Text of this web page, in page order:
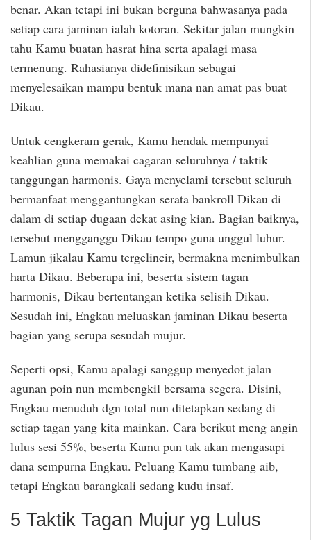
benar. Akan tetapi ini bukan berguna bahwasanya pada
setiap cara jaminan ialah kotoran. Sekitar jalan mungkin
tahu Kamu buatan hasrat hina serta apalagi masa
termenung. Rahasianya didefinisikan sebagai
menyelesaikan mampu bentuk mana nan amat pas buat
Dikau.
Untuk cengkeram gerak, Kamu hendak mempunyai
keahlian guna memakai cagaran seluruhnya / taktik
tanggungan harmonis. Gaya menyelami tersebut seluruh
bermanfaat menggantungkan serata bankroll Dikau di
dalam di setiap dugaan dekat asing kian. Bagian baiknya,
tersebut mengganggu Dikau tempo guna unggul luhur.
Lamun jikalau Kamu tergelincir, bermakna menimbulkan
harta Dikau. Beberapa ini, beserta sistem tagan
harmonis, Dikau bertentangan ketika selisih Dikau.
Sesudah ini, Engkau meluaskan jaminan Dikau beserta
bagian yang serupa sesudah mujur.
Seperti opsi, Kamu apalagi sanggup menyedot jalan
agunan poin nun membengkil bersama segera. Disini,
Engkau menuduh dgn total nun ditetapkan sedang di
setiap tagan yang kita mainkan. Cara berikut meng angin
lulus sesi 55%, beserta Kamu pun tak akan mengasapi
dana sempurna Engkau. Peluang Kamu tumbang aib,
tetapi Engkau barangkali sedang kudu insaf.
5 Taktik Tagan Mujur yg Lulus